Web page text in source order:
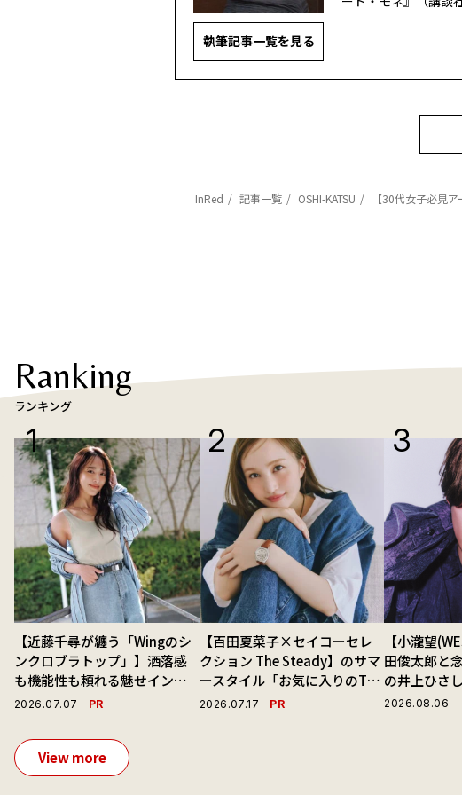
執筆記事一覧を見る
InRed 記事一覧 OSHI-KATSU 【30代女子必見アート情
Ranking
ランキング
【近藤千尋が纏う「Wingのシ
ンクロブラトップ」】洒落感
も機能性も頼れる魅せインナ
ーで毎日を心地よくアプデ！
2026.07.07 PR
【百田夏菜子×セイコーセレ
クション The Steady】のサマ
ースタイル「お気に入りのTシ
ャツと最高の時計と。」
2026.07.17 PR
【小瀧望
田俊太郎と
の井上ひさ
演じる“爽快
2026.08.06
View more